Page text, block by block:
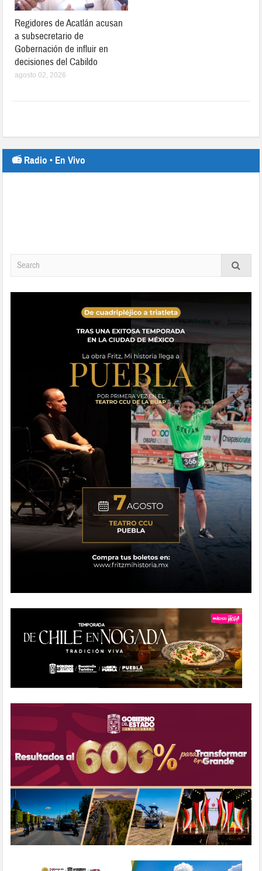
Regidores de Acatlán acusan
a subsecretario de
Gobernación de influir en
decisiones del Cabildo
agosto 02, 2026
📻 Radio • En Vivo